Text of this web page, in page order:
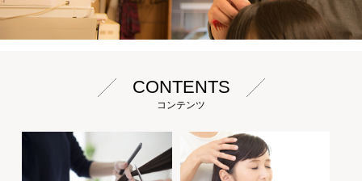
CONTENTS
コンテンツ